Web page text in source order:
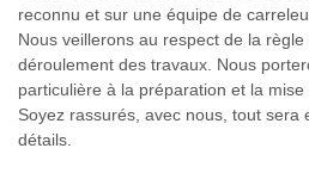
reconnu et sur une équipe de
Nous veillerons au respect de la règle
déroulement des travaux. Nous
particulière à la préparation et la
Soyez rassurés, avec nous, tout sera
détails.